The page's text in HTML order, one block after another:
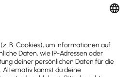
Automatisierung
weil Sie nicht ständig selbst
3. Das Beste zum